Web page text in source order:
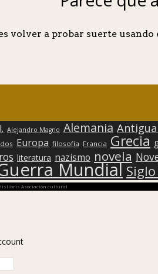
volver a probar suerte
Alejandro Magno Alemania
Europa filosofía Francia Grecia
literatura nazismo novela
Mundial
Asociación cultural